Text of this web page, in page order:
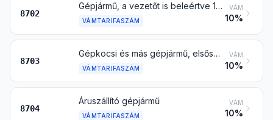
8702
Gépjármű, a vezetőt is beleértve 10 vagy annál több személy szállítására
VÁMTARIFASZÁM
VÁM
10%
8703
Gépkocsi és más gépjármű, elsősorban személyszállításra tervezett (a 8702 vtsz. alá tartozó kivételével), beleértve a kombi típusú gépkocsit és a versenyautót is
VÁMTARIFASZÁM
VÁM
10%
8704
Áruszállító gépjármű
VÁMTARIFASZÁM
VÁM
10%